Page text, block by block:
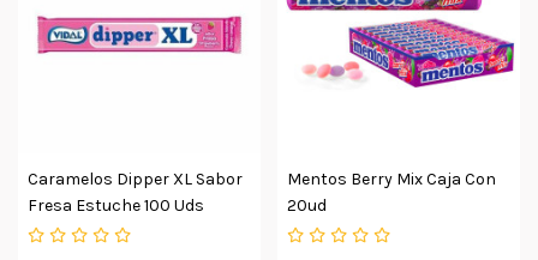
Caramelos Dipper XL Sabor
Fresa Estuche 100 Uds
Mentos Berry Mix Caja Con
20ud